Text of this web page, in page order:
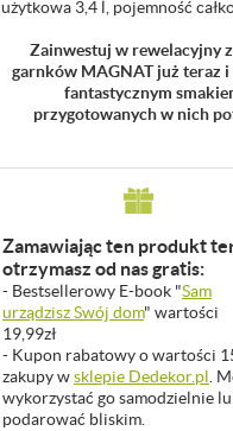
użytkowa 3,4 l, pojemność
Zainwestuj w rewelacyjny
garnków MAGNAT już teraz i
fantastycznym
przygotowanych w nich
Zamawiając ten produkt
otrzymasz od nas gratis:
- Bestsellerowy E-book "Sam
urządzisz Swój dom" wartości
19,99zł
- Kupon rabatowy o wartości
zakupy wsklepie Dedekor.pl.
wykorzystać go samodzielnie
podarować bliskim.